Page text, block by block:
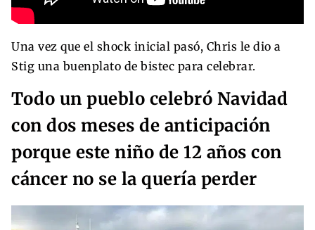
Una vez que el shock inicial pasó, Chris le dio a
Stig una buenplato de bistec para celebrar.
Todo un pueblo celebró Navidad
con dos meses de anticipación
porque este niño de 12 años con
cáncer no se la quería perder